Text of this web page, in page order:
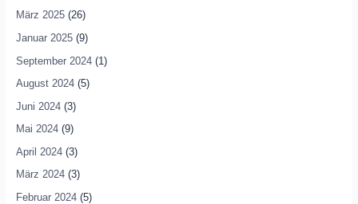
März 2025(26)
Januar 2025(9)
September 2024(1)
August 2024(5)
Juni 2024(3)
Mai 2024(9)
April 2024(3)
März 2024(3)
Februar 2024(5)